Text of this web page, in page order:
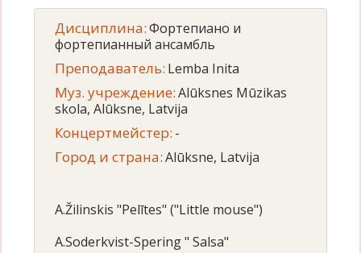
Дисциплина:Фортепиано и
фортепианный ансамбль
Преподаватель: Lemba Inita
Муз. учреждение:Alūksnes Mūzikas
skola, Alūksne, Latvija
Концертмейстер: -
Город и страна:Alūksne, Latvija
A.Žilinskis "Pelītes" ("Little mouse")
A.Soderkvist-Spering " Salsa"